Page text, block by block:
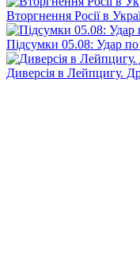
Вторгнення Росії в
Підсумки 05.08: Удар по
Диверсія в Лейпцигу.